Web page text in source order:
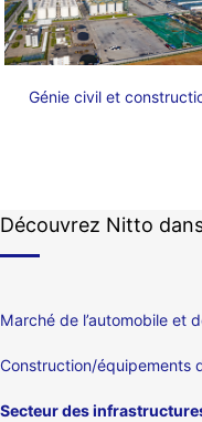
Génie civil et
Découvrez Nitto
Marché de l’automobile et
Construction/équipements
Secteur des